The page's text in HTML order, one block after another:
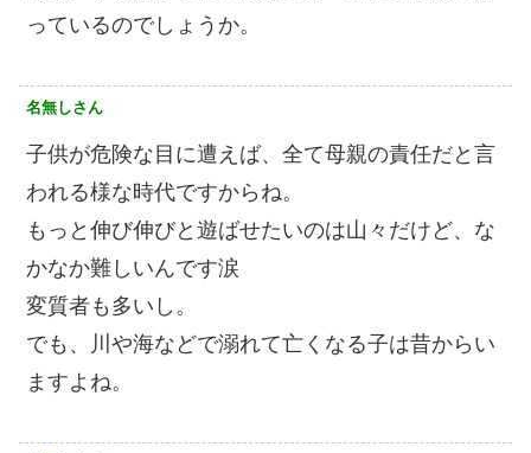
っているのでしょうか。
名無しさん
子供が危険な目に遭えば、全て母親の責任だと言
われる様な時代ですからね。
もっと伸び伸びと遊ばせたいのは山々だけど、な
かなか難しいんです涙
変質者も多いし。
でも、川や海などで溺れて亡くなる子は昔からい
ますよね。